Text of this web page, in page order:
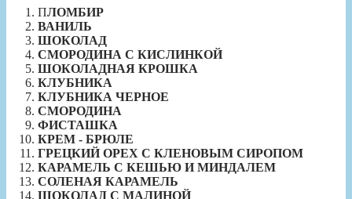
ПЛОМБИР
ВАНИЛЬ
ШОКОЛАД
СМОРОДИНА С КИСЛИНКОЙ
ШОКОЛАДНАЯ КРОШКА
КЛУБНИКА
КЛУБНИКА ЧЕРНОЕ
СМОРОДИНА
ФИСТАШКА
КРЕМ - БРЮЛЕ
ГРЕЦКИЙ ОРЕХ С КЛЕНОВЫМ СИРОПОМ
КАРАМЕЛЬ С КЕШЬЮ И МИНДАЛЕМ
СОЛЕНАЯ КАРАМЕЛЬ
ШОКОЛАД С МАЛИНОЙ